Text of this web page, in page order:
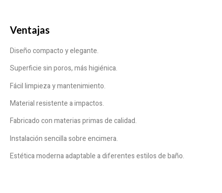
Ventajas
Diseño compacto y elegante.
Superficie sin poros, más higiénica.
Fácil limpieza y mantenimiento.
Material resistente a impactos.
Fabricado con materias primas de calidad.
Instalación sencilla sobre encimera.
Estética moderna adaptable a diferentes estilos de baño.